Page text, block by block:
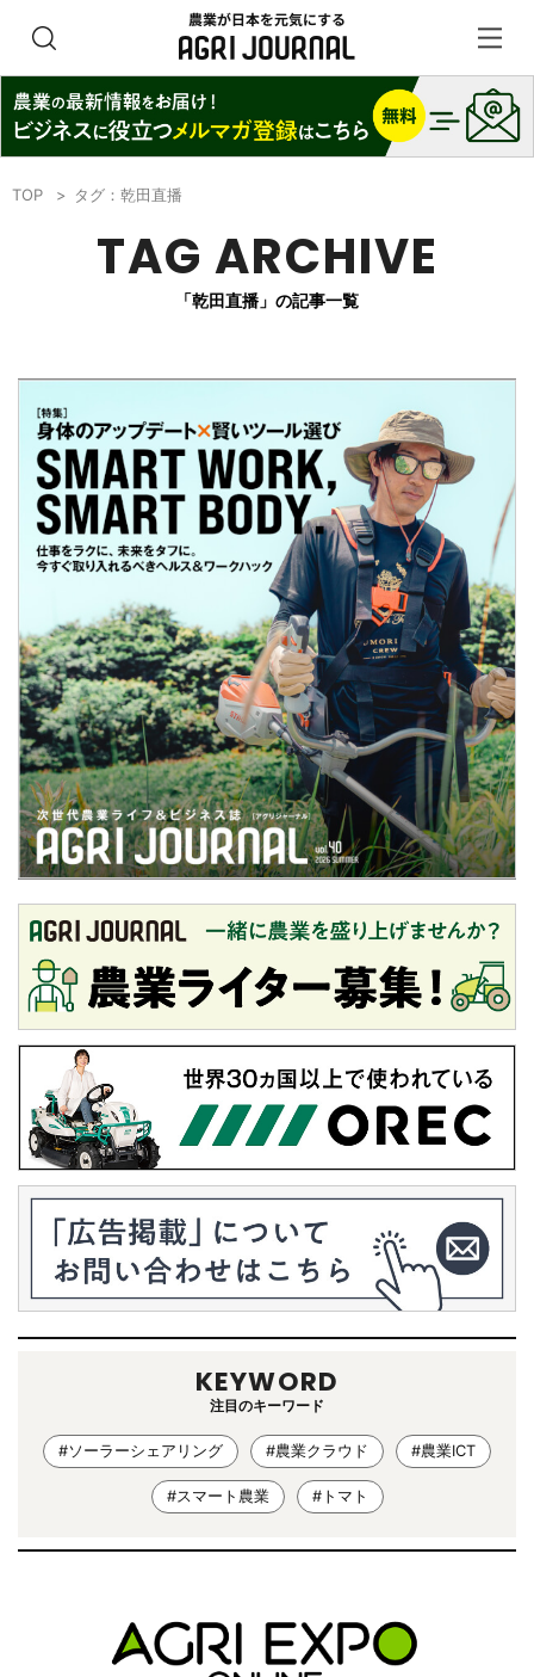
TOP タグ：乾田直播
TAG ARCHIVE
「乾田直播」の記事一覧
KEYWORD
注目のキーワード
#ソーラーシェアリング #農業クラウド #農業ICT
#スマート農業 #トマト